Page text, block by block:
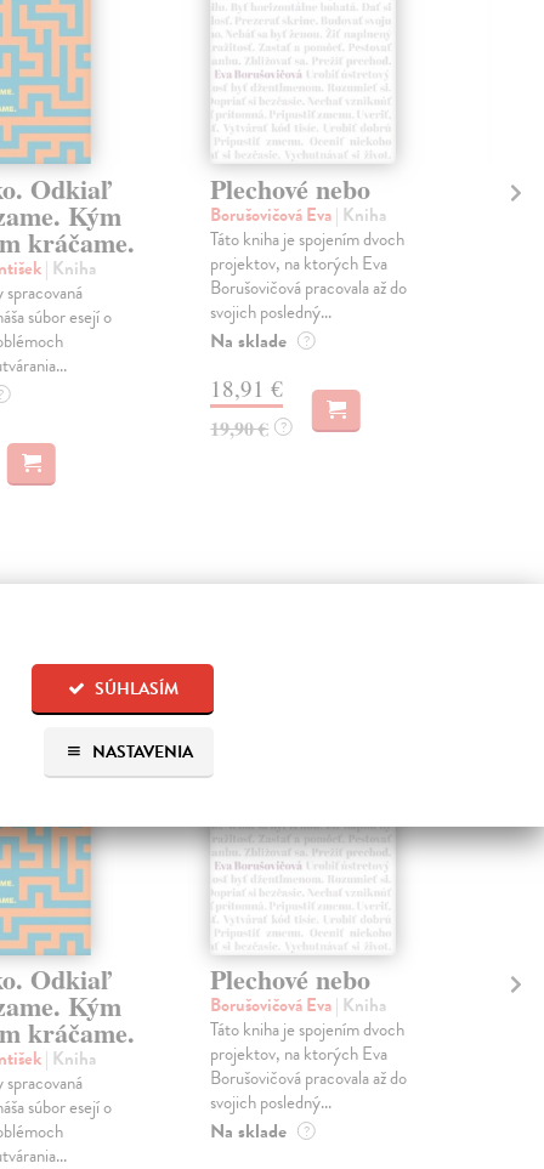
SÚHLASÍM
NASTAVENIA
Odkiaľ
Kým
kráčame.
| Kniha
súbor esejí o
Plechové nebo
Borušovičová Eva| Kniha
Táto kniha je spojením dvoch
projektov, na ktorých Eva
Borušovičová pracovala až do
svojich posledný...
Na sklade ?
18,91 €
19,90 € ?
na sklade
Odkiaľ
Kým
kráčame.
| Kniha
súbor esejí o
Plechové nebo
Borušovičová Eva| Kniha
Táto kniha je spojením dvoch
projektov, na ktorých Eva
Borušovičová pracovala až do
svojich posledný...
Na sklade ?